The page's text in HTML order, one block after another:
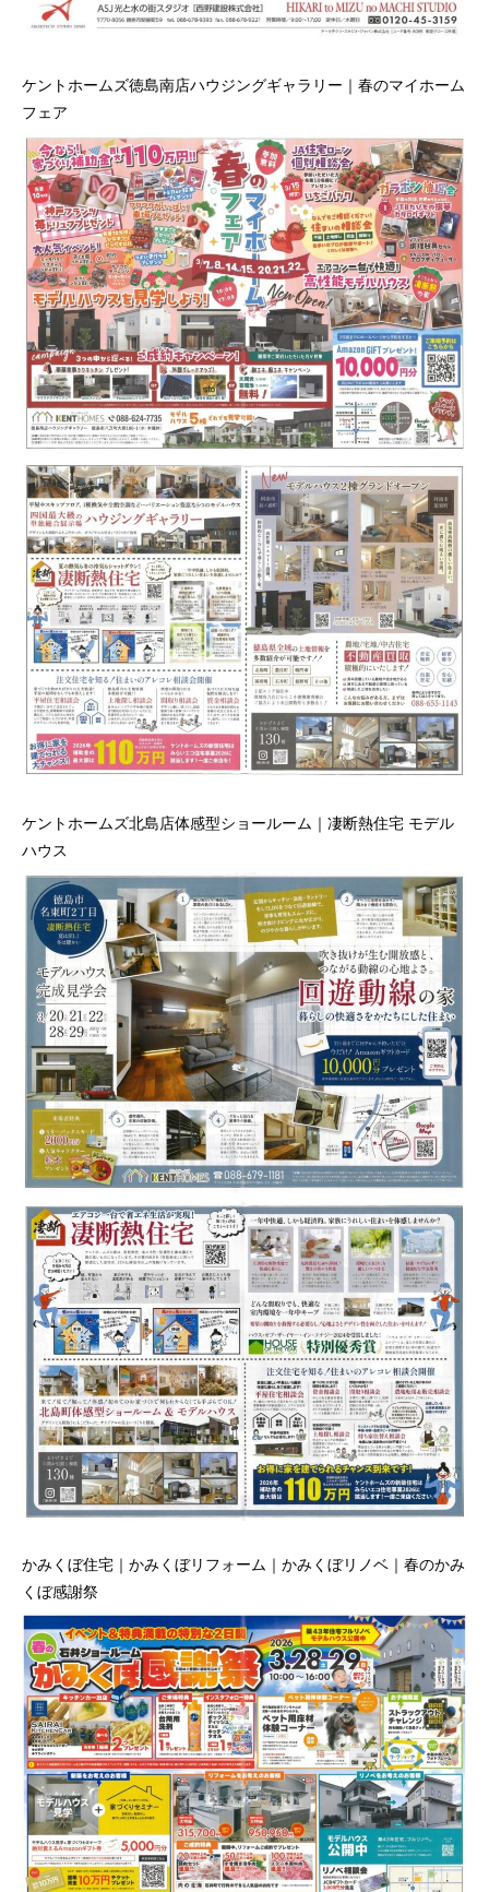
ケントホームズ徳島南店ハウジングギャラリー｜春のマイホーム
フェア
ケントホームズ北島店体感型ショールーム｜凄断熱住宅 モデル
ハウス
かみくぼ住宅｜かみくぼリフォーム｜かみくぼリノベ｜春のかみ
くぼ感謝祭